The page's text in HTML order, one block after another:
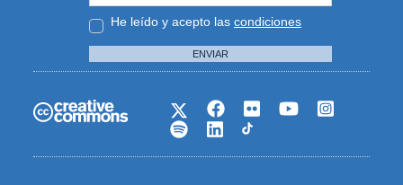
He leído y acepto las condiciones
ENVIAR